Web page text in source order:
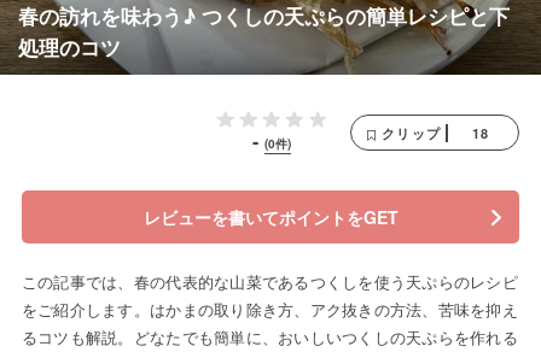
春の訪れを味わう♪ つくしの天ぷらの簡単レシピと下
処理のコツ
- (0件)
クリップ 18
レビューを書いてポイントをGET
この記事では、春の代表的な山菜であるつくしを使う天ぷらのレシピ
をご紹介します。はかまの取り除き方、アク抜きの方法、苦味を抑え
るコツも解説。どなたでも簡単に、おいしいつくしの天ぷらを作れる